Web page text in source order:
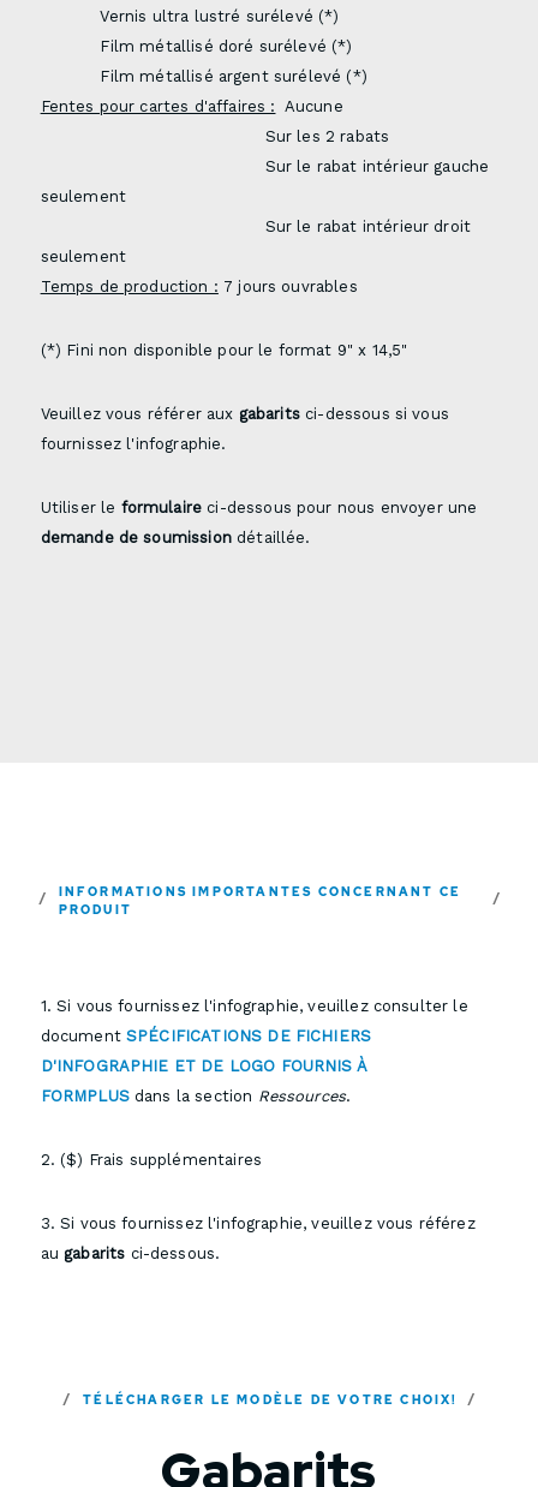
Vernis ultra lustré surélevé (*)
Film métallisé doré surélevé (*)
Film métallisé argent surélevé (*)
Fentes pour cartes d'affaires : Aucune
Sur les 2 rabats
Sur le rabat intérieur gauche
seulement
Sur le rabat intérieur droit
seulement
Temps de production : 7 jours ouvrables
(*) Fini non disponible pour le format 9" x 14,5"
Veuillez vous référer aux gabarits ci-dessous si vous
fournissez l'infographie.
Utiliser le formulaire ci-dessous pour nous envoyer une
demande de soumissiondétaillée.
INFORMATIONS IMPORTANTES CONCERNANT CE
PRODUIT
1. Si vous fournissez l'infographie, veuillez consulter le
documentSPÉCIFICATIONS DE FICHIERS
D'INFOGRAPHIE ET DE LOGO FOURNIS À
FORMPLUSdans la section Ressources.
2. ($) Frais supplémentaires
3. Si vous fournissez l'infographie, veuillez vous référez
au gabarits ci-dessous.
TÉLÉCHARGER LE MODÈLE DE VOTRE CHOIX!
Gabarits